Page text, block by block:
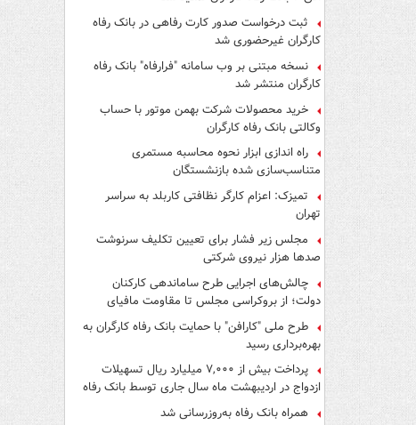
ثبت درخواست صدور کارت رفاهی در بانک رفاه
کارگران غیرحضوری شد
نسخه مبتنی بر وب سامانه "فرارفاه" بانک رفاه
کارگران منتشر شد
خرید محصولات شرکت بهمن موتور با حساب
وکالتی بانک رفاه کارگران
راه اندازی ابزار نحوه محاسبه مستمری
متناسب‌سازی شده بازنشستگان
تمیزک: اعزام کارگر نظافتی کاربلد به سراسر
تهران
مجلس زیر فشار برای تعیین تکلیف سرنوشت
صدها هزار نیروی شرکتی
چالش‌های اجرایی طرح ساماندهی کارکنان
دولت؛ از بروکراسی مجلس تا مقاومت مافیای
واسطه‌گری
طرح ملی "کارافن" با حمایت بانک رفاه کارگران به
بهره‌برداری رسید
پرداخت بیش از ۷,۰۰۰ میلیارد ریال تسهیلات
ازدواج در اردیبهشت ماه سال جاری توسط بانک رفاه
کارگران
همراه بانک رفاه به‌روزرسانی شد